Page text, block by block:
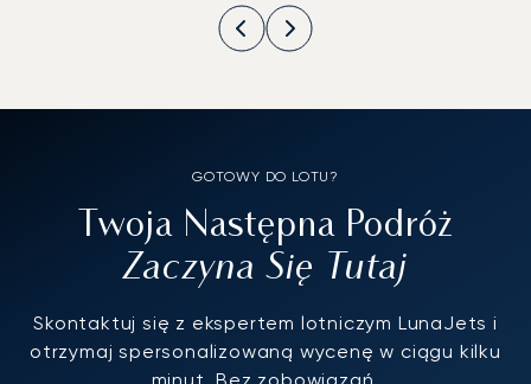
GOTOWY DO LOTU?
Twoja Następna Podróż
Zaczyna Się Tutaj
Skontaktuj się z ekspertem lotniczym LunaJets i
otrzymaj spersonalizowaną wycenę w ciągu kilku